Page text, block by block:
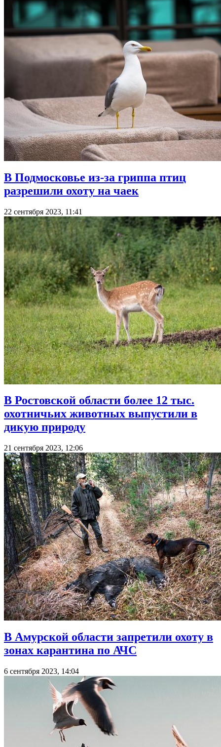
В Подмосковье из-за гриппа птиц
разрешили охоту на чаек
22 сентября 2023, 11:41
В Ростовской области более 12 тыс.
охотничьих животных выпустили в
дикую природу
21 сентября 2023, 12:06
В Амурской области запретили охоту в
зонах карантина по АЧС
6 сентября 2023, 14:04